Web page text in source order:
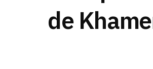
de